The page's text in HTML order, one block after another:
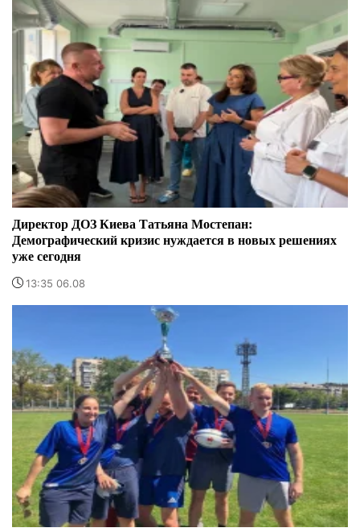
Директор ДОЗ Киева Татьяна Мостепан:
Демографический кризис нуждается в новых решениях
уже сегодня
13:35 06.08